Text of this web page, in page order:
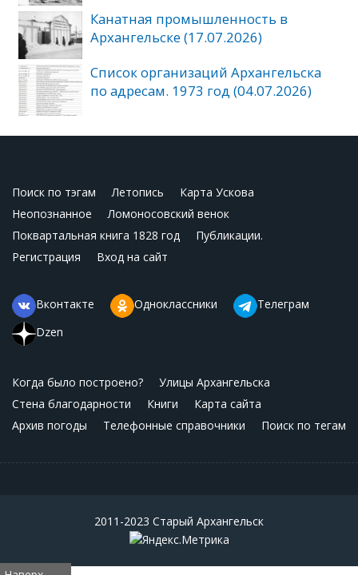
Канатная промышленность в
Архангельске (17.07.2026)
Список организаций Архангельска
по адресам. 1973 год (04.07.2026)
Поиск по тэгам Летопись
Карта Ускова
Неопознанное
Ломоносовский венок
Поквартальная книга 1828 год
Публикации.
Регистрация
Вход на сайт
Вконтакте Одноклассники
Телеграм
Dzen
Когда было построено?
Улицы Архангельска
Стена благодарности
Книги
Карта сайта
Архив погоды
Телефонные справочники Поиск по тегам
2011-2023 Старый Архангельск